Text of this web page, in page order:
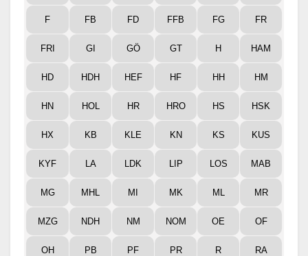
F FB FD FFB FG FR
FRI GI GÖ GT H HAM
HD HDH HEF HF HH HM
HN HOL HR HRO HS HSK
HX KB KLE KN KS KUS
KYF LA LDK LIP LOS MAB
MG MHL MI MK ML MR
MZG NDH NM NOM OE OF
OH PB PF PR R RA